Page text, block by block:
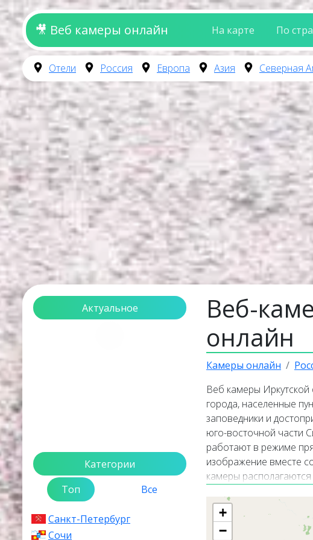
🎥 Веб камеры онлайн На карте По
Отели Россия Европа Азия Северная
Актуальное
Категории
Топ
Все
Санкт-Петербург
Сочи
Веб-
онлайн
Камеры онлайн
Веб камеры
города, населенные
заповедники и
юго-восточной части
работают в режиме
изображение вместе
камеры
Иркутской области.
Краткая
+
−